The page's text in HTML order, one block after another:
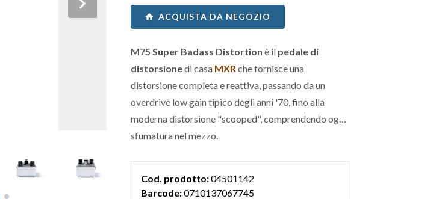
Next
ACQUISTA DA NEGOZIO
M75 Super Badass Distortion è il pedale di
distorsionedi casa MXRche fornisce una
distorsione completa e reattiva, passando da un
overdrive low gain tipico degli anni '70, fino alla
moderna distorsione "scooped", comprendendo ogni
sfumatura nel mezzo.
Cod. prodotto:04501142
Barcode:0710137067745